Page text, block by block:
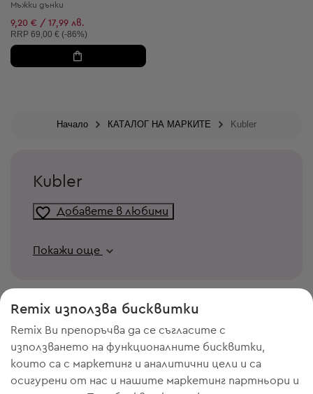
Мъжки дънки
9,20 € / 17,99 лв.
Препоръчителна цена:
RRP 69,00 € (-86%)
Начало КАТАЛОГ НА МАРКИТЕ Kubler
Kubler
Добавете в любими
Покажи още
Remix използва бисквитки
Remix Ви препоръчва да се съгласите с
използването на функционалните бисквитки,
които са с маркетинг и аналитични цели и са
осигурени от нас и нашите маркетинг партньори и